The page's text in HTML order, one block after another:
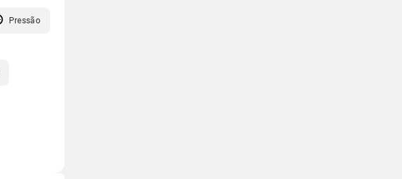
Pressão